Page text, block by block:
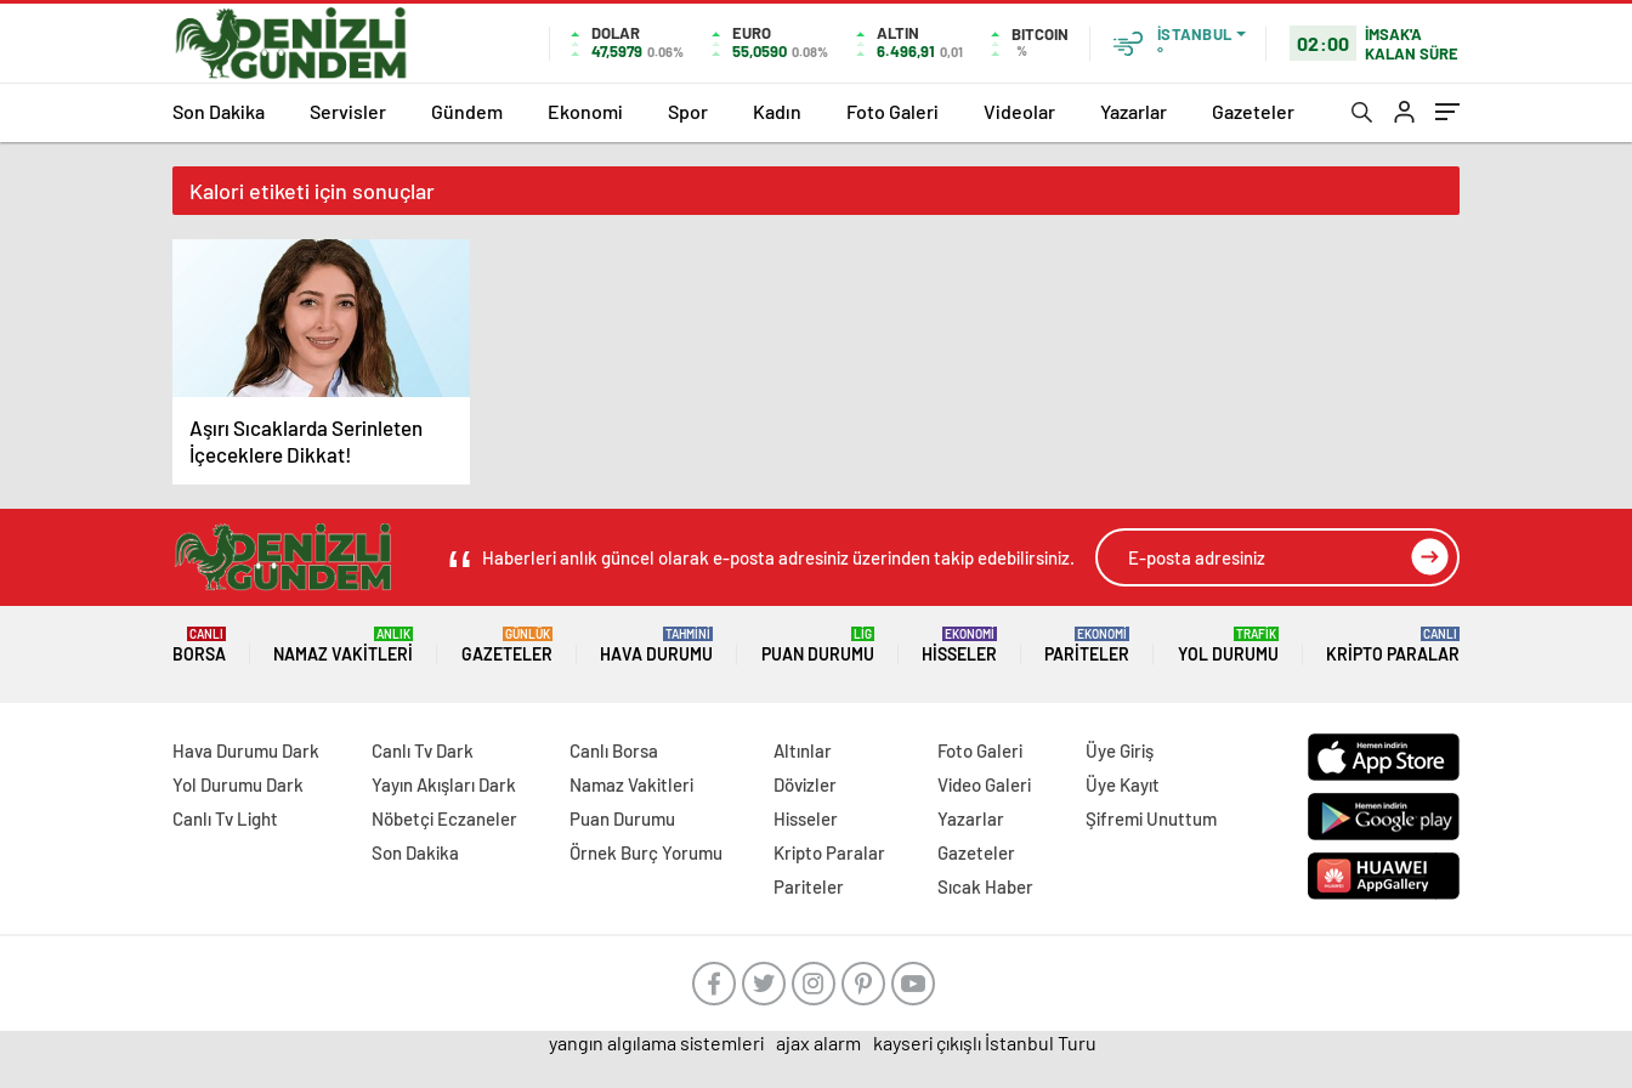
DOLAR
47,5979 0.06%
EURO
55,0590 0.08%
ALTIN
6.496,91 0,01
BITCOIN
%
İSTANBUL
°
02:00
İMSAK'A
KALAN SÜRE
Son Dakika Servisler Gündem Ekonomi Spor Kadın Foto Galeri Videolar Yazarlar Gazeteler
Kalori etiketi için sonuçlar
Aşırı Sıcaklarda Serinleten
İçeceklere Dikkat!
Haberleri anlık güncel olarak e-posta adresiniz üzerinden takip edebilirsiniz.
BORSA
CANLI
NAMAZ VAKITLERI
ANLIK
GAZETELER
GÜNLÜK
HAVA DURUMU
TAHMİNİ
PUAN DURUMU
LİG
HISSELER
EKONOMİ
PARITELER
EKONOMİ
YOL DURUMU
TRAFİK
KRIPTO PARALAR
CANLI
Hava Durumu Dark
Yol Durumu Dark
Canlı Tv Light
Canlı Tv Dark
Yayın Akışları Dark
Nöbetçi Eczaneler
Son Dakika
Canlı Borsa
Namaz Vakitleri
Puan Durumu
Örnek Burç Yorumu
Altınlar
Dövizler
Hisseler
Kripto Paralar
Pariteler
Foto Galeri
Video Galeri
Yazarlar
Gazeteler
Sıcak Haber
Üye Giriş
Üye Kayıt
Şifremi Unuttum
yangın algılama sistemleri ajax alarm kayseri çıkışlı İstanbul Turu